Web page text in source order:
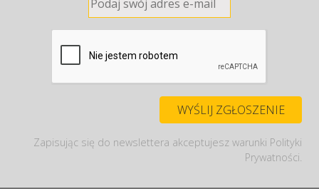
Zapisując się do newslettera akceptujesz warunki Polityki
Prywatności.